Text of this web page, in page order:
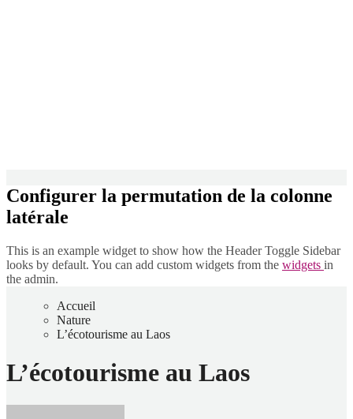
Configurer la permutation de la colonne
latérale
This is an example widget to show how the Header Toggle Sidebar
looks by default. You can add custom widgets from the widgets in
the admin.
Accueil
Nature
L’écotourisme au Laos
L’écotourisme au Laos